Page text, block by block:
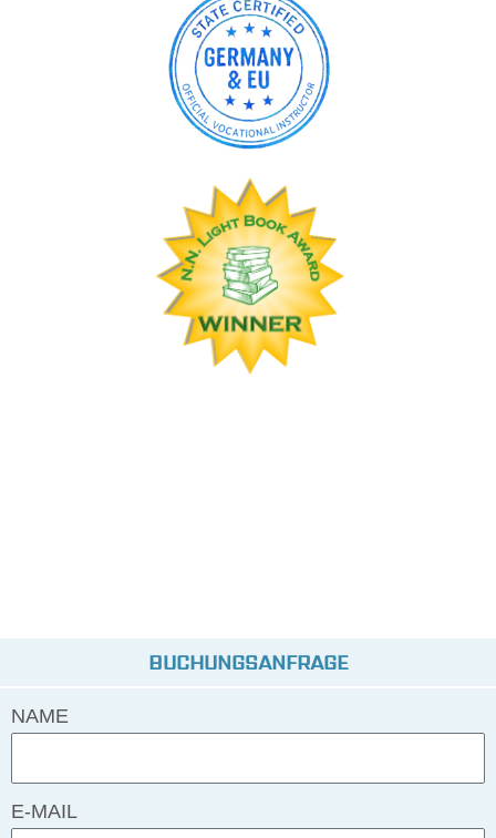
BUCHUNGSANFRAGE
NAME
E-MAIL